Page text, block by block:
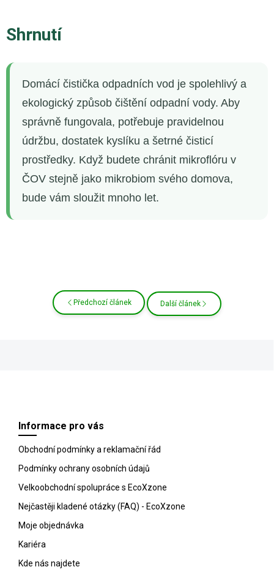
Shrnutí
Domácí čistička odpadních vod je spolehlivý a
ekologický způsob čištění odpadní vody. Aby
správně fungovala, potřebuje pravidelnou
údržbu, dostatek kyslíku a šetrné čisticí
prostředky. Když budete chránit mikroflóru v
ČOV stejně jako mikrobiom svého domova,
bude vám sloužit mnoho let.
Předchozí článek Další článek
Informace pro vás
Obchodní podmínky a reklamační řád
Podmínky ochrany osobních údajů
Velkoobchodní spolupráce s EcoXzone
Nejčastěji kladené otázky (FAQ) - EcoXzone
Moje objednávka
Kariéra
Kde nás najdete